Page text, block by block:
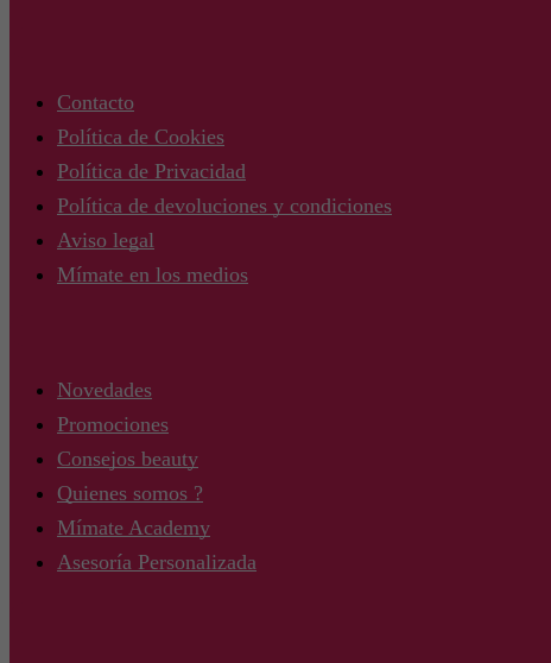
Contacto
Política de Cookies
Política de Privacidad
Política de devoluciones y condiciones
Aviso legal
Mímate en los medios
Novedades
Promociones
Consejos beauty
Quienes somos ?
Mímate Academy
Asesoría Personalizada